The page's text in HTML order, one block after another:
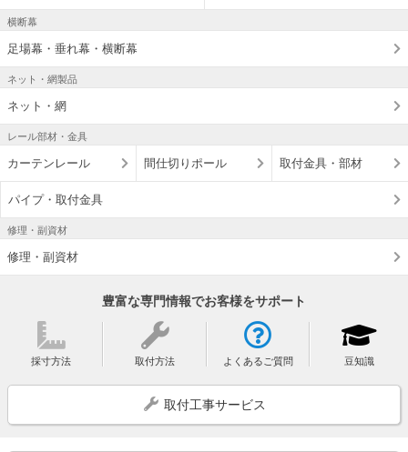
横断幕
足場幕・垂れ幕・横断幕
ネット・網製品
ネット・網
レール部材・金具
カーテンレール 間仕切りポール 取付金具・部材
パイプ・取付金具
修理・副資材
修理・副資材
豊富な専門情報でお客様をサポート
採寸方法 取付方法 よくあるご質問 豆知識
取付工事サービス